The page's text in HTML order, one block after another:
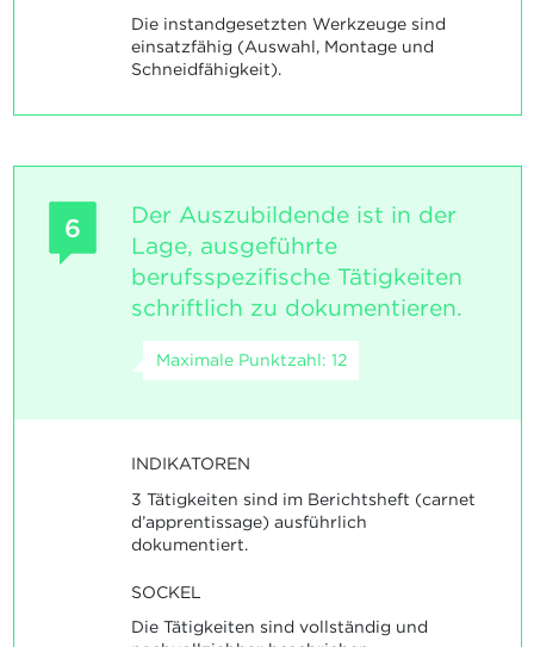
Die instandgesetzten Werkzeuge sind
einsatzfähig (Auswahl, Montage und
Schneidfähigkeit).
6
Der Auszubildende ist in der
Lage, ausgeführte
berufsspezifische Tätigkeiten
schriftlich zu dokumentieren.
Maximale Punktzahl: 12
INDIKATOREN
3 Tätigkeiten sind im Berichtsheft (carnet
d’apprentissage) ausführlich
dokumentiert.
SOCKEL
Die Tätigkeiten sind vollständig und